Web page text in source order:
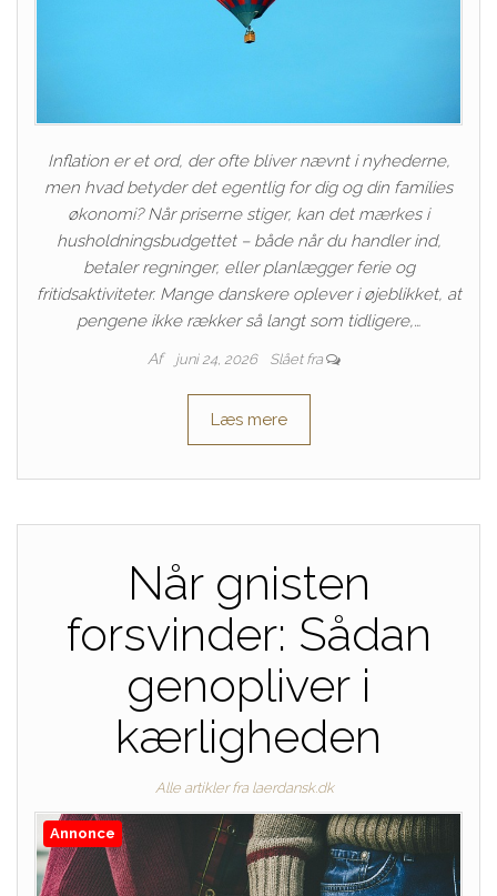
Inflation er et ord, der ofte bliver nævnt i nyhederne,
men hvad betyder det egentlig for dig og din families
økonomi? Når priserne stiger, kan det mærkes i
husholdningsbudgettet – både når du handler ind,
betaler regninger, eller planlægger ferie og
fritidsaktiviteter. Mange danskere oplever i øjeblikket, at
pengene ikke rækker så langt som tidligere,…
Af juni 24, 2026 Slået fra
Læs mere
Når gnisten
forsvinder: Sådan
genopliver i
kærligheden
Alle artikler fra laerdansk.dk
Annonce